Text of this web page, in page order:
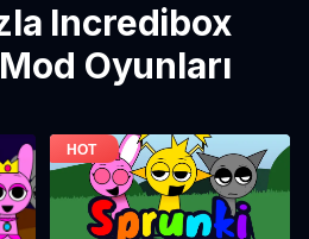
Incredibox
Oyunları